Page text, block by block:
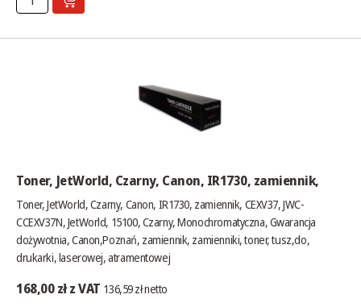
Toner, JetWorld, Czarny, Canon, IR1730, zamiennik,
Toner, JetWorld, Czarny, Canon, IR1730, zamiennik, CEXV37, JWC-
CCEXV37N, JetWorld, 15100, Czarny, Monochromatyczna, Gwarancja
dożywotnia, Canon,Poznań, zamiennik, zamienniki, toner, tusz,do,
drukarki, laserowej, atramentowej
168,00 zł z VAT 136,59 zł netto